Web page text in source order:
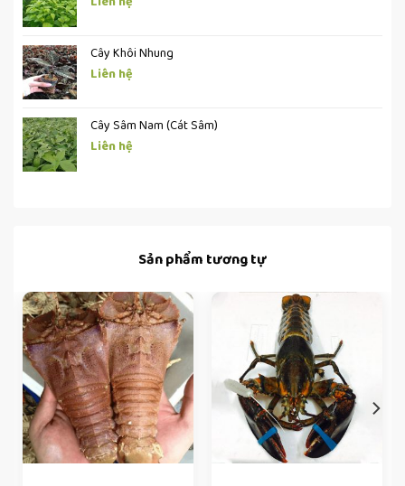
Cây Khôi Nhung
Liên hệ
Cây Sâm Nam (Cát Sâm)
Liên hệ
Sản phẩm tương tự